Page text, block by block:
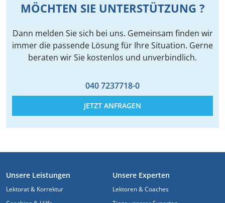
MÖCHTEN SIE UNTERSTÜTZUNG ?
Dann melden Sie sich bei uns. Gemeinsam finden wir
immer die passende Lösung für Ihre Situation. Gerne
beraten wir Sie kostenlos und unverbindlich.
040 7237718-0
JETZT ANFRAGEN
FUSSZEILE
Unsere Leistungen
Lektorat & Korrektur
Unsere Experten
Lektoren & Coaches